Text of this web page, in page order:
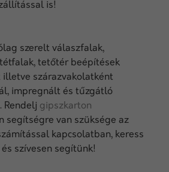
is!
szerelt válaszfalak,
tetőtér beépítések
szárazvakolatként
impregnált és tűzgátló
Rendelj gipszkarton
segítségre van szüksége az
kapcsolatban, keress
szívesen segítünk!